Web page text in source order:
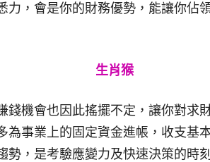
力，會是你的財務優勢，能讓你佔
生肖猴
錢機會也因此搖擺不定，讓你對求
為事業上的固定資金進帳，收支基
勢，是考驗應變力及快速決策的時